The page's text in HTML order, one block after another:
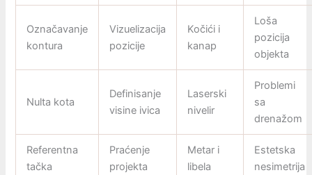
Označavanje
kontura
Vizuelizacija
pozicije
Kočići i
kanap
Loša
pozicija
objekta
Nulta kota
Definisanje
visine ivica
Laserski
nivelir
Problemi
sa
drenažom
Referentna
tačka
Praćenje
projekta
Metar i
libela
Estetska
nesimetrija